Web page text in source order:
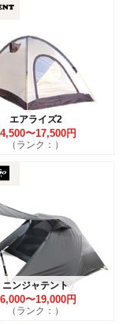
エアライズ2
〜17,500円
（ランク：）
ニンジャテント
〜19,000円
（ランク：）